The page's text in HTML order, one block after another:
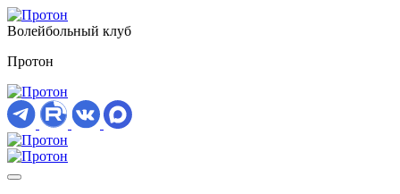
Волейбольный клуб
Протон